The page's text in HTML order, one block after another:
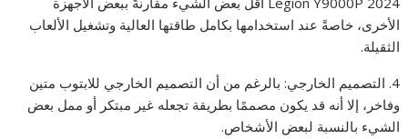
الأخرى، خاصةً عند استخدامها بكامل طاقتها العالية وتشغيل الألعاب
الثقيلة.
4. التصميم الخارجي: بالرغم من أن التصميم الخارجي للابتوب متين
وفاخر، إلا أنه قد يكون مصممًا بطريقة تجعله غير مبتكر أو ممل بعض
الشيء بالنسبة لبعض الأشخاص.